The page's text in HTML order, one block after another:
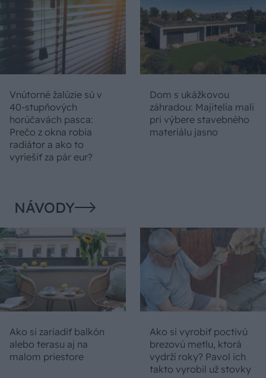
Vnútorné žalúzie sú v
40-stupňových
horúčavách pasca:
Prečo z okna robia
radiátor a ako to
vyriešiť za pár eur?
Dom s ukážkovou
záhradou: Majitelia mali
pri výbere stavebného
materiálu jasno
NÁVODY
Ako si zariadiť balkón
alebo terasu aj na
malom priestore
Ako si vyrobiť poctivú
brezovú metlu, ktorá
vydrží roky? Pavol ich
takto vyrobil už stovky